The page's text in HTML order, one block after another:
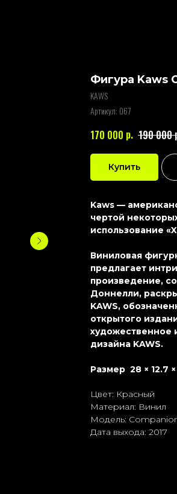
Фигура Kaws
KAWS
Артикул: 067
170 000 р. 190 000
Купить
Kaws —
чертой
использование
Виниловая
предлагает
произведение,
Доннелли,
KAWS,
открытого
художественное
дизайна KAWS.
Размер 28 × 12.7
Цвет: Красный
Материал: Винил
Модель:
Дата выхода: 2017